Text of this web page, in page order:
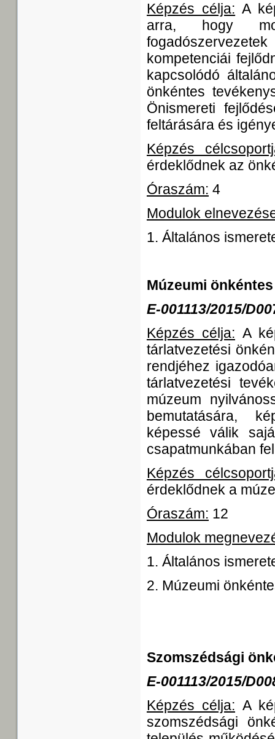
Képzés célja: A
arra, hogy
kompetenciái
kapcsolódó
önkéntes
Önismereti
feltárására és
Képzés
érdeklődnek az
Óraszám: 4
Modulok
1. Általános
Múzeumi
E-001113/2015/
Képzés célja: A
tárlatvezetési
rendjéhez
tárlatvezetési
múzeum
bemutatására,
képessé válik
csapatmunkában
Képzés
érdeklődnek a
Óraszám: 12
Modulok
1. Általános
2. Múzeumi
Szomszédsági
E-001113/2015/
Képzés célja: A
szomszédsági